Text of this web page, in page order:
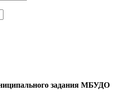
задания МБУДО